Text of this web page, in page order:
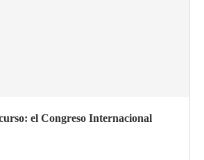
el Congreso Internacional